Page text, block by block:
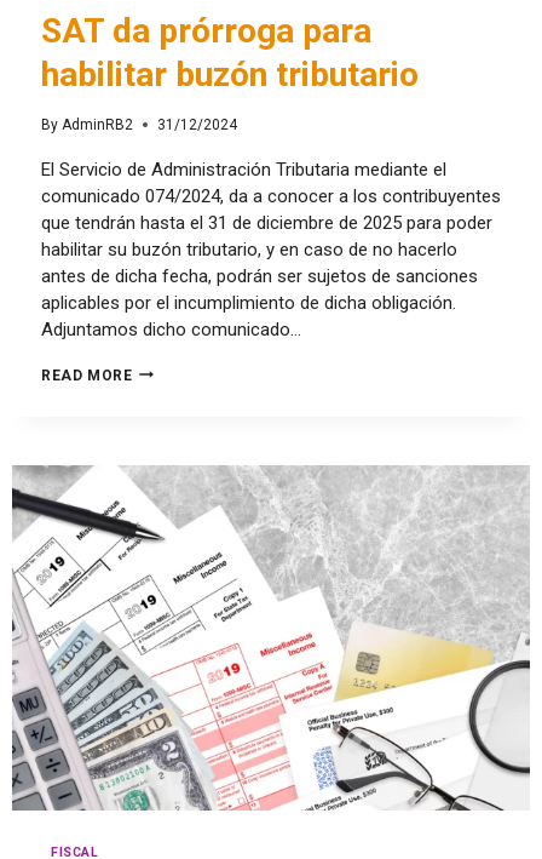
SAT da prórroga para
habilitar buzón tributario
By AdminRB2 31/12/2024
El Servicio de Administración Tributaria mediante el
comunicado 074/2024, da a conocer a los contribuyentes
que tendrán hasta el 31 de diciembre de 2025 para poder
habilitar su buzón tributario, y en caso de no hacerlo
antes de dicha fecha, podrán ser sujetos de sanciones
aplicables por el incumplimiento de dicha obligación.
Adjuntamos dicho comunicado…
READ MORE
FISCAL